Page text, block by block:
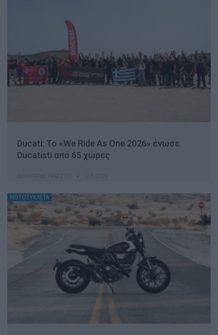
Ducati: Το «We Ride As One 2026» ένωσε
Ducatisti από 65 χώρες
ΜΟΤΟΣΥΚΛΕΤΑ